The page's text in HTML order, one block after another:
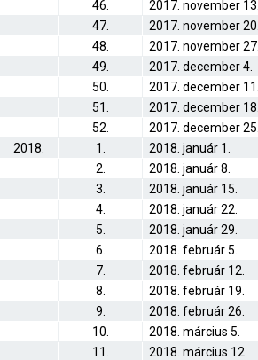
46. 2017. november 13.
47.
2017. november 20.
48.
2017. november 27.
49.
2017. december 4.
50.
2017. december 11.
51.
2017. december 18.
52.
2017. december 25.
2018.
1. 2018. január 1.
2.
2018. január 8.
3.
2018. január 15.
4.
2018. január 22.
5.
2018. január 29.
6.
2018. február 5.
7.
2018. február 12.
8.
2018. február 19.
9.
2018. február 26.
10.
2018. március 5.
11.
2018. március 12.